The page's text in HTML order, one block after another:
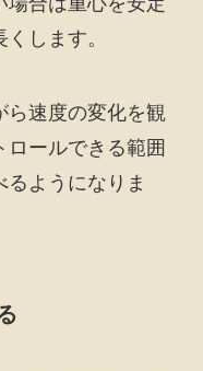
します。
ら速度の変化を観
ールできる範囲
ようになりま